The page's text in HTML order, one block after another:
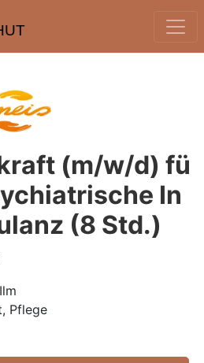
(m/w/d) fü
In
(8 Std.)
Pflege